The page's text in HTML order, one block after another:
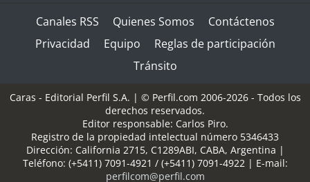
Canales RSS Quienes Somos
Contáctenos
Privacidad
Equipo
Reglas de participación
Tránsito
Caras - Editorial Perfil S.A. | © Perfil.com 2006-2026 - Todos los
derechos reservados.
Editor responsable: Carlos Piro.
Registro de la propiedad intelectual número 5346433
Dirección: California 2715, C1289ABI, CABA, Argentina |
Teléfono: (+5411) 7091-4921 / (+5411) 7091-4922| E-mail:
perfilcom@perfil.com